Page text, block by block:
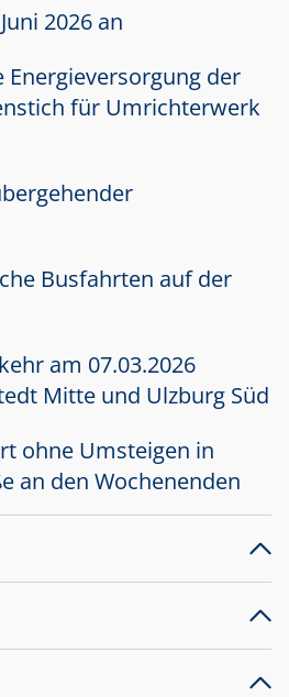
2026 an
Energieversorgung der
für Umrichterwerk
Busfahrten auf der
am 07.03.2026
Mitte und Ulzburg Süd
ohne Umsteigen in
an den Wochenenden
Bauarbeiten am
der Bahnstraße in